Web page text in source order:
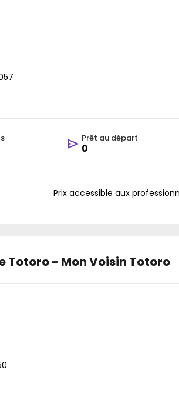
Prêt au départ
0
Prix accessible aux
Totoro - Mon Voisin Totoro